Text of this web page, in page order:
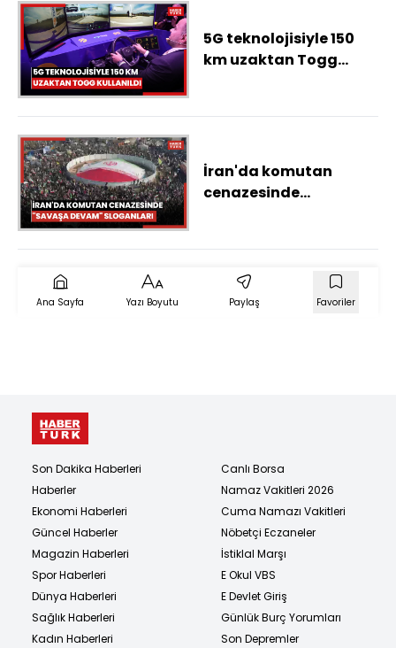
5G teknolojisiyle 150
km uzaktan Togg
İran'da komutan
cenazesinde
Ana Sayfa Yazı Boyutu Paylaş Favoriler
Son Dakika Haberleri
Haberler
Ekonomi Haberleri
Güncel Haberler
Magazin Haberleri
Spor Haberleri
Dünya Haberleri
Sağlık Haberleri
Kadın Haberleri
Canlı Borsa
Namaz Vakitleri 2026
Cuma Namazı Vakitleri
Nöbetçi Eczaneler
İstiklal Marşı
E Okul VBS
E Devlet Giriş
Günlük Burç Yorumları
Son Depremler